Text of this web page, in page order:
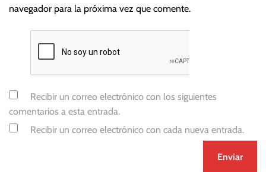
navegador para la próxima vez que comente.
Recibir un correo electrónico con los siguientes
comentarios a esta entrada.
Recibir un correo electrónico con cada nueva entrada.